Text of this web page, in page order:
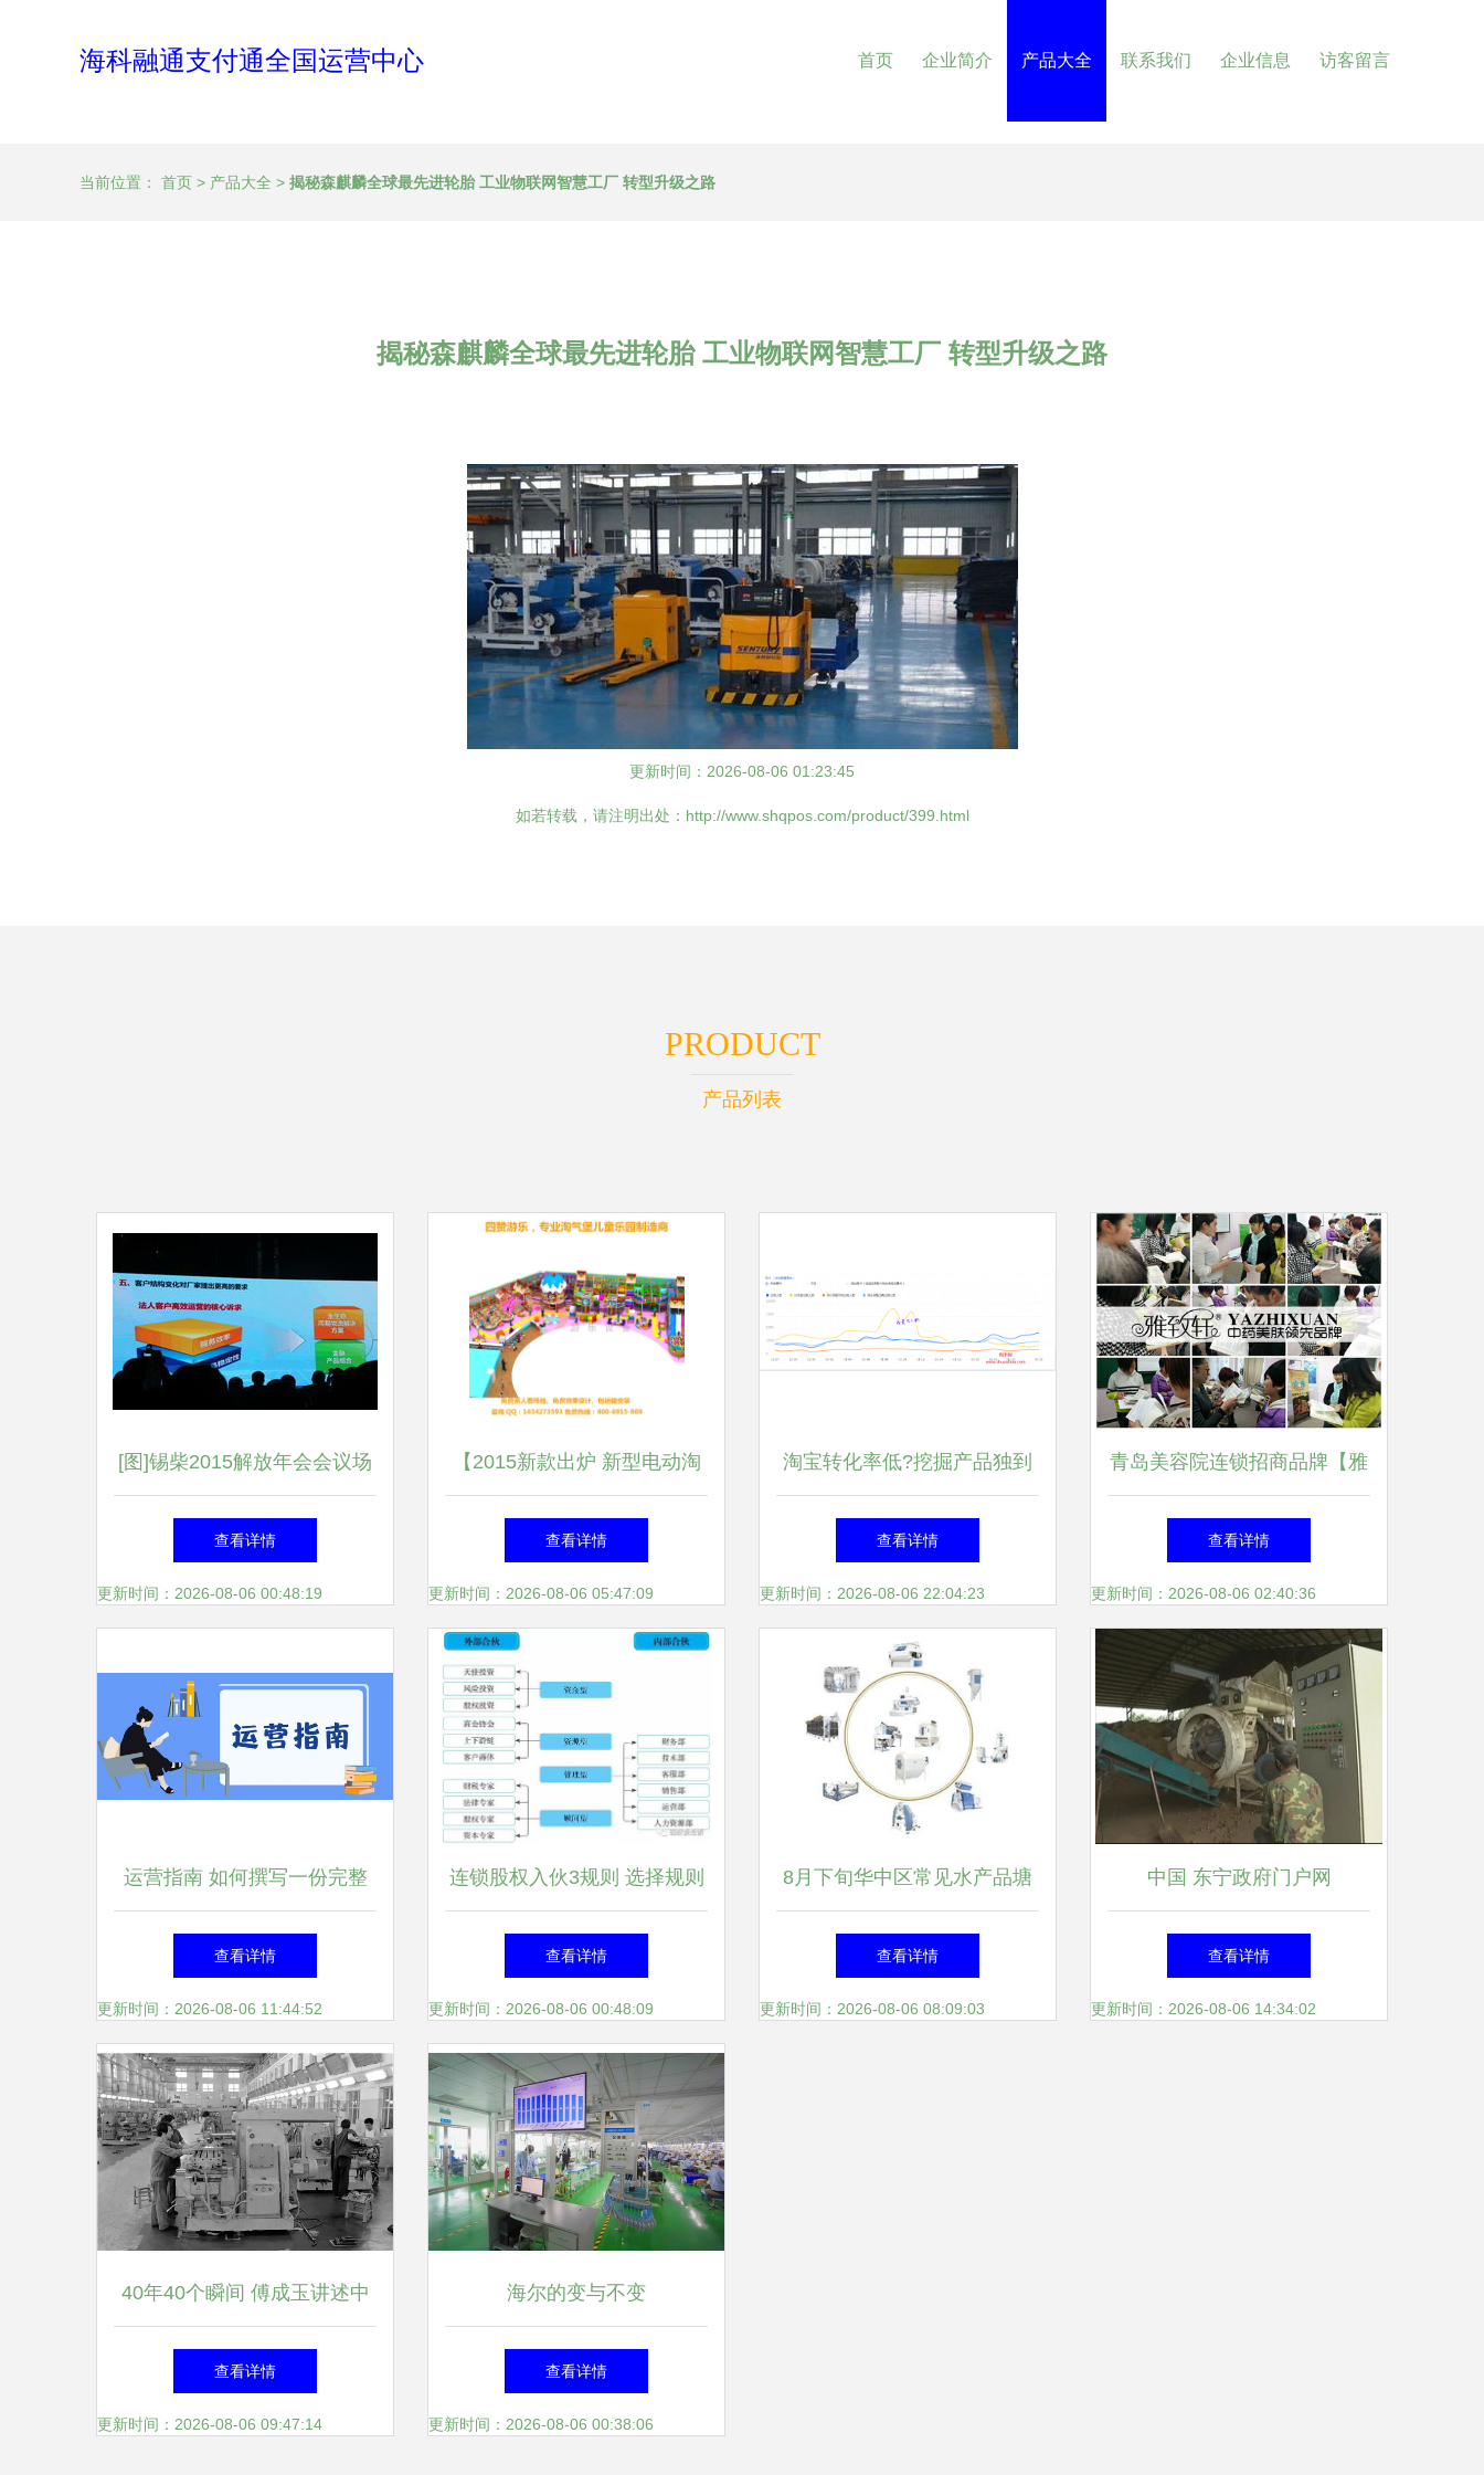
海科融通支付通全国运营中心 首页 企业简介 产品大全 联系我们 企业信息 访客留言
当前位置： 首页 > 产品大全 > 揭秘森麒麟全球最先进轮胎 工业物联网智慧工厂 转型升级之路
揭秘森麒麟全球最先进轮胎 工业物联网智慧工厂 转型升级之路
更新时间：2026-08-06 01:23:45
如若转载，请注明出处：http://www.shqpos.com/product/399.html
PRODUCT
产品列表
[图]锡柴2015解放年会会议场
_车展图片_卡车之家
查看详情
更新时间：2026-08-06 00:48:19
【2015新款出炉 新型电动淘
气堡 大型淘气堡 儿童主题】
价格_厂家_图片 -
查看详情
更新时间：2026-08-06 05:47:09
淘宝转化率低?挖掘产品独到
卖点
查看详情
更新时间：2026-08-06 22:04:23
青岛美容院连锁招商品牌【雅
致轩纯中药植物】(图)
查看详情
更新时间：2026-08-06 02:40:36
运营指南 如何撰写一份完整
的运营方案
查看详情
更新时间：2026-08-06 11:44:52
连锁股权入伙3规则 选择规则
参与规则 出资规则
查看详情
更新时间：2026-08-06 00:48:09
8月下旬华中区常见水产品塘
头报价 2017.08.31
查看详情
更新时间：2026-08-06 08:09:03
中国 东宁政府门户网
查看详情
更新时间：2026-08-06 14:34:02
40年40个瞬间 傅成玉讲述中
海油 中石化改革背后 眼前的
大山得跨过去
查看详情
更新时间：2026-08-06 09:47:14
海尔的变与不变
查看详情
更新时间：2026-08-06 00:38:06